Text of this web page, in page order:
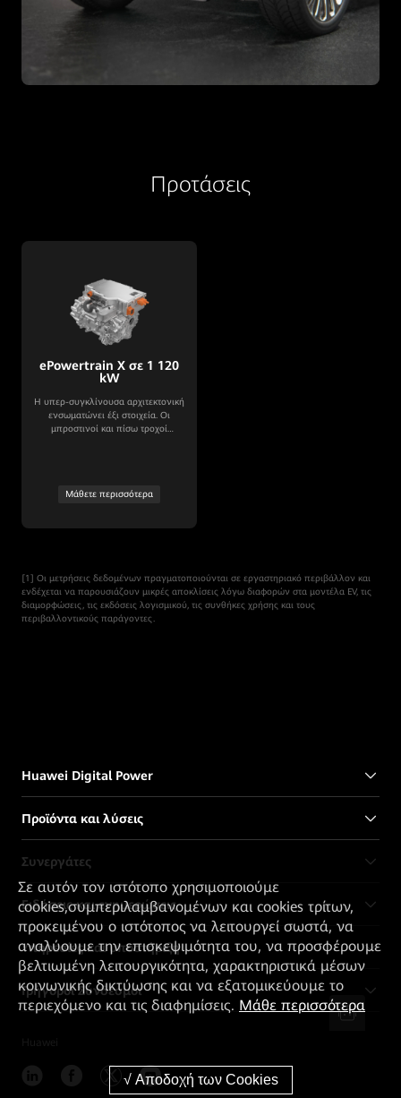
Προτάσεις
ePowertrain X σε 1 120
kW
Η υπερ-συγκλίνουσα αρχιτεκτονική
ενσωματώνει έξι στοιχεία. Οι
μπροστινοί και πίσω τροχοί
Μάθετε περισσότερα
[1] Οι μετρήσεις δεδομένων πραγματοποιούνται σε εργαστηριακό περιβάλλον και
ενδέχεται να παρουσιάζουν μικρές αποκλίσεις λόγω διαφορών στα μοντέλα EV, τις
διαμορφώσεις, τις εκδόσεις λογισμικού, τις συνθήκες χρήσης και τους
περιβαλλοντικούς παράγοντες.
Huawei Digital Power
Προϊόντα και λύσεις
Συνεργάτες
Ειδήσεις και ενημερώσεις
Υπηρεσίες και υποστήριξη
Γρήγοροι Σύνδεσμοι
Σε αυτόν τον ιστότοπο χρησιμοποιούμε
cookies,συμπεριλαμβανομένων και cookies τρίτων,
προκειμένου ο ιστότοπος να λειτουργεί σωστά, να
αναλύουμε την επισκεψιμότητα του, να προσφέρουμε
βελτιωμένη λειτουργικότητα, χαρακτηριστικά μέσων
κοινωνικής δικτύωσης και να εξατομικεύουμε το
περιεχόμενο και τις διαφημίσεις. Μάθε περισσότερα